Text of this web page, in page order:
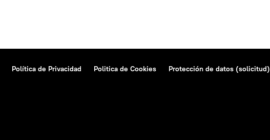
Política de Privacidad Politica de Cookies Protección de datos (solicitud)